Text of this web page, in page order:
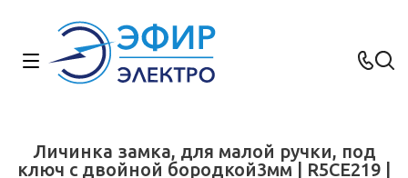
Личинка замка, для малой ручки, под
ключ с двойной бородкой3мм | R5CE219 |